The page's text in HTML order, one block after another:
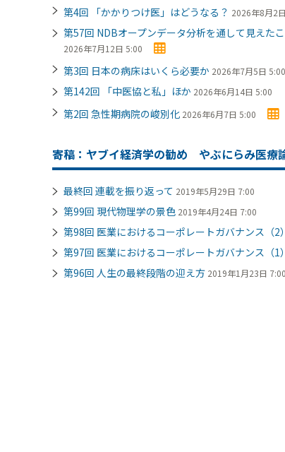
第4回 「かかりつけ医」はどうなる？ 2026年8月2
第57回 NDBオープンデータ分析を通して見え
2026年7月12日 5:00
第3回 日本の病床はいくら必要か 2026年7月5日 5:00
第142回 「中医協と私」ほか 2026年6月14日 5:00
第2回 急性期病院の峻別化 2026年6月7日 5:00
寄稿：ヤブイ経済学の勧め やぶにらみ医療
最終回 連載を振り返って 2019年5月29日 7:00
第99回 現代物理学の景色 2019年4月24日 7:00
第98回 医業におけるコーポレートガバナンス（2）
第97回 医業におけるコーポレートガバナンス（1）
第96回 人生の最終段階の迎え方 2019年1月23日 7:00